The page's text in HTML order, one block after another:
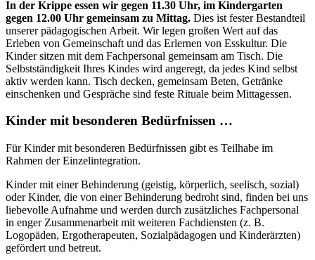
In der Krippe essen wir gegen 11.30 Uhr, im Kindergarten
gegen 12.00 Uhr gemeinsam zu Mittag. Dies ist fester Bestandteil
unserer pädagogischen Arbeit. Wir legen großen Wert auf das
Erleben von Gemeinschaft und das Erlernen von Esskultur. Die
Kinder sitzen mit dem Fachpersonal gemeinsam am Tisch. Die
Selbstständigkeit Ihres Kindes wird angeregt, da jedes Kind selbst
aktiv werden kann. Tisch decken, gemeinsam Beten, Getränke
einschenken und Gespräche sind feste Rituale beim Mittagessen.
Kinder mit besonderen Bedürfnissen …
Für Kinder mit besonderen Bedürfnissen gibt es Teilhabe im
Rahmen der Einzelintegration.
Kinder mit einer Behin­derung (geistig, körperlich, seelisch, sozial)
oder Kinder, die von einer Behinderung bedroht sind, finden bei uns
liebevolle Aufnahme und werden durch zusätzliches Fachpersonal
in enger Zusammenarbeit mit weiteren Fachdiensten (z. B.
Logopäden, Ergotherapeuten, So­zialpädagogen und Kinderärzten)
gefördert und betreut.